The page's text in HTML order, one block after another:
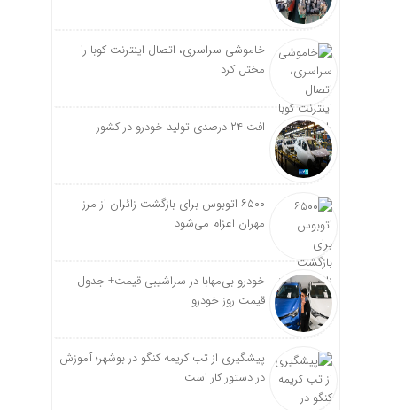
خاموشی سراسری، اتصال اینترنت کوبا را
مختل کرد
افت ۲۴ درصدی تولید خودرو در کشور
۶۵۰۰ اتوبوس برای بازگشت زائران از مرز
مهران اعزام می‌شود
خودرو بی‌مهابا در سراشیبی قیمت+ جدول
قیمت روز خودرو
پیشگیری از تب کریمه کنگو در بوشهر؛ آموزش
در دستور کار است